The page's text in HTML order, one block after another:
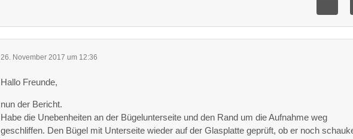
26. November 2017 um 12:36
Hallo Freunde,
nun der Bericht.
Habe die Unebenheiten an der Bügelunterseite und den Rand um die Aufnahme weg
geschliffen. Den Bügel mit Unterseite wieder auf der Glasplatte geprüft, ob er noch